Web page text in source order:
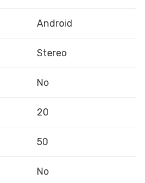
Android
Stereo
No
20
50
No